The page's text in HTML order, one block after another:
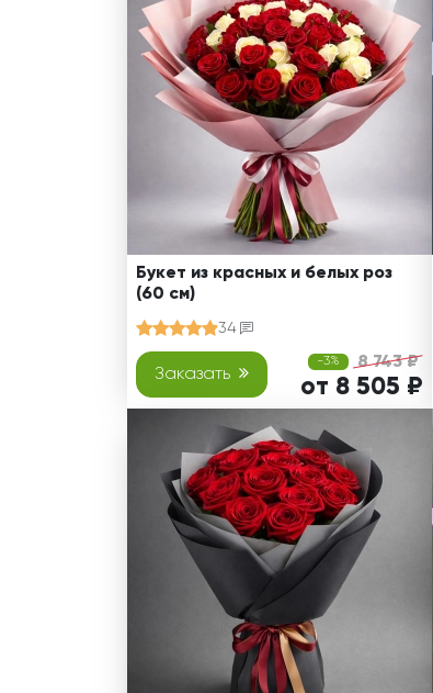
Букет из красных и белых роз
(60 см)
34
Заказать
-3% 8 743 ₽
от 8 505 ₽